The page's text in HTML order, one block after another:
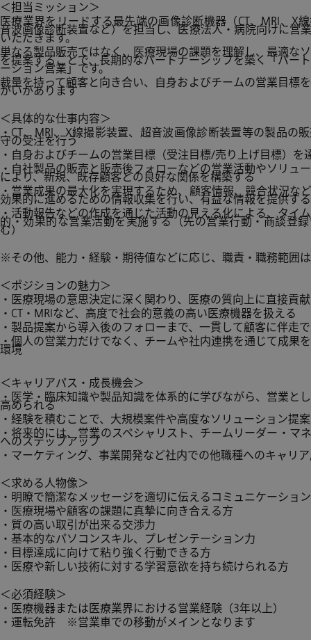
＜担当ミッション＞
医療業界をリードする最先端の画像診断機器（CT、MRI、X
音波画像診断装置など）を担当し、医療法人・病院向けに営
いただきます。
単なる製品販売ではなく、医療現場の課題を理解し、最適な
を提案することで、長期的なパートナーシップを築く「パー
ーション営業」です。
裁量を持って顧客と向き合い、自身およびチームの営業目標
がいがあります
＜具体的な仕事内容＞
・CT、MRI、X線撮影装置、超音波画像診断装置等の製品の
守の受注を行う
・自身およびチームの営業目標（受注目標/売り上げ目標）を
・自社製品の販売と販売後フォローなどの営業活動やソリュ
により、新規、既存顧客との良好な関係を構築する
・営業成果の最大化を実現するため、顧客情報、競合状況な
効果的に進めるための情報収集を行い、有益な情報を提供する
・活動報告などの作成を通じた活動の見える化による、タイ
的・効果的な営業活動を実施する（先の営業行動・商談登
む）
※その他、能力・経験・期待値などに応じ、職責・職務範囲
＜ポジションの魅力＞
・医療現場の意思決定に深く関わり、医療の質向上に直接貢
・CT・MRIなど、高度で社会的意義の高い医療機器を扱える
・製品提案から導入後のフォローまで、一貫して顧客に伴走
・個人の営業力だけでなく、チームや社内連携を通じて成果
環境
＜キャリアパス・成長機会＞
・医学・臨床知識や製品知識を体系的に学びながら、営業と
高められる
・経験を積むことで、大規模案件や高度なソリューション提
・将来的には、営業のスペシャリスト、チームリーダー・マ
へのステップアップ
・マーケティング、事業開発など社内での他職種へのキャリ
＜求める人物像＞
・明瞭で簡潔なメッセージを適切に伝えるコミュニケーショ
・医療現場や顧客の課題に真摯に向き合える方
・質の高い取引が出来る交渉力
・基本的なパソコンスキル、プレゼンテーション力
・目標達成に向けて粘り強く行動できる方
・医療や新しい技術に対する学習意欲を持ち続けられる方
＜必須経験＞
・医療機器または医療業界における営業経験（3年以上）
・運転免許 ※営業車での移動がメインとなります